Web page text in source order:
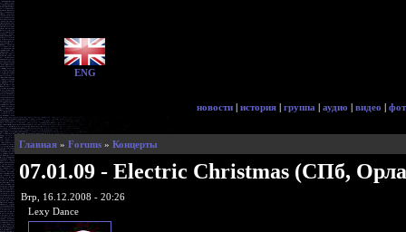
ENG
новости | история | группа | аудио | видео |
Главная» Forums» Концерты
07.01.09 - Electric Christmas (СПб,
Втр, 16.12.2008 - 20:26
Lexy Dance